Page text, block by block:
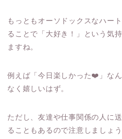
もっともオーソドックスなハー
ることで「大好き！」という気
ますね。
例えば「今日楽しかった❤️」な
なく嬉しいはず。
ただし、友達や仕事関係の人に
ることもあるので注意しましょう